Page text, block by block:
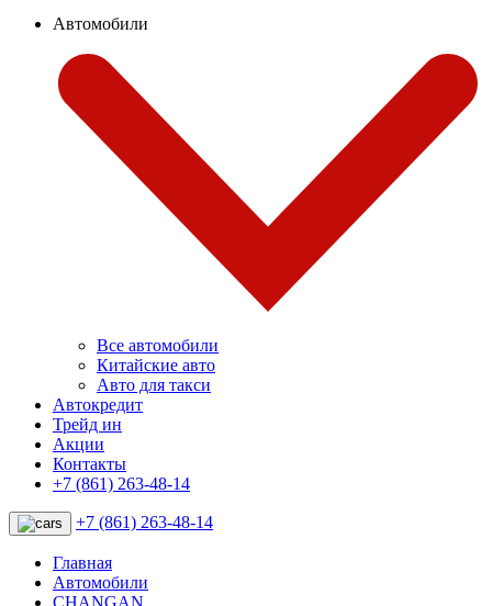
Автомобили
Все автомобили
Китайские авто
Авто для такси
Автокредит
Трейд ин
Акции
Контакты
+7 (861) 263-48-14
+7 (861) 263-48-14
Главная
Автомобили